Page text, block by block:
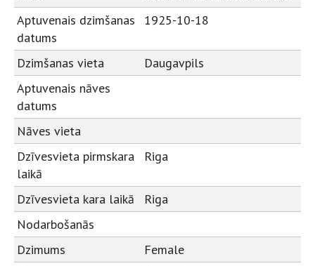
Aptuvenais dzimšanas
datums
1925-10-18
Dzimšanas vieta
Daugavpils
Aptuvenais nāves
datums
Nāves vieta
Dzīvesvieta pirmskara
laikā
Riga
Dzīvesvieta kara laikā
Riga
Nodarbošanās
Dzimums
Female